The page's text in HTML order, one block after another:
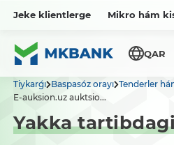
Jeke klientlerge Mikro hám
QAR
Tiykarǵı Baspasóz orayı Tenderler
E-auksion.uz auktsio...
Yakka